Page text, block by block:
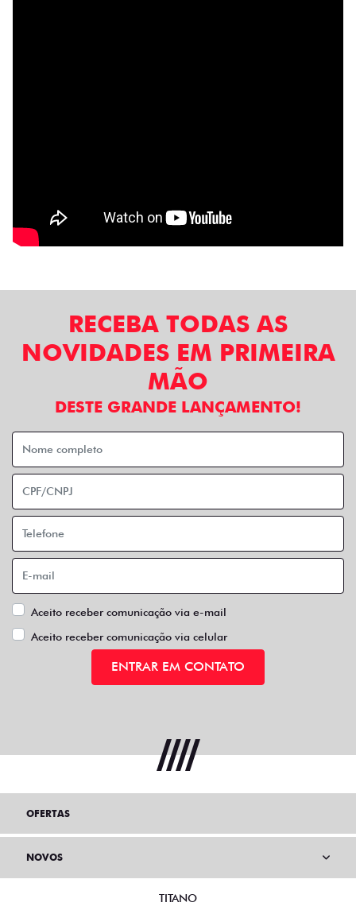
RECEBA TODAS AS
NOVIDADES EM PRIMEIRA
MÃO
DESTE GRANDE LANÇAMENTO!
Aceito receber comunicação via e-mail
Aceito receber comunicação via celular
ENTRAR EM CONTATO
OFERTAS
NOVOS
TITANO